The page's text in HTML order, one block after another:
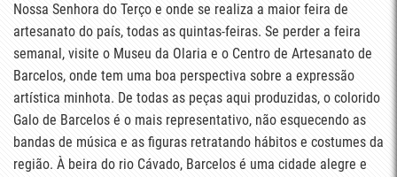
Nossa Senhora do Terço e onde se realiza a maior feira de
artesanato do país, todas as quintas-feiras. Se perder a feira
semanal, visite o Museu da Olaria e o Centro de Artesanato de
Barcelos, onde tem uma boa perspectiva sobre a expressão
artística minhota. De todas as peças aqui produzidas, o colorido
Galo de Barcelos é o mais representativo, não esquecendo as
bandas de música e as figuras retratando hábitos e costumes da
região. À beira do rio Cávado, Barcelos é uma cidade alegre e